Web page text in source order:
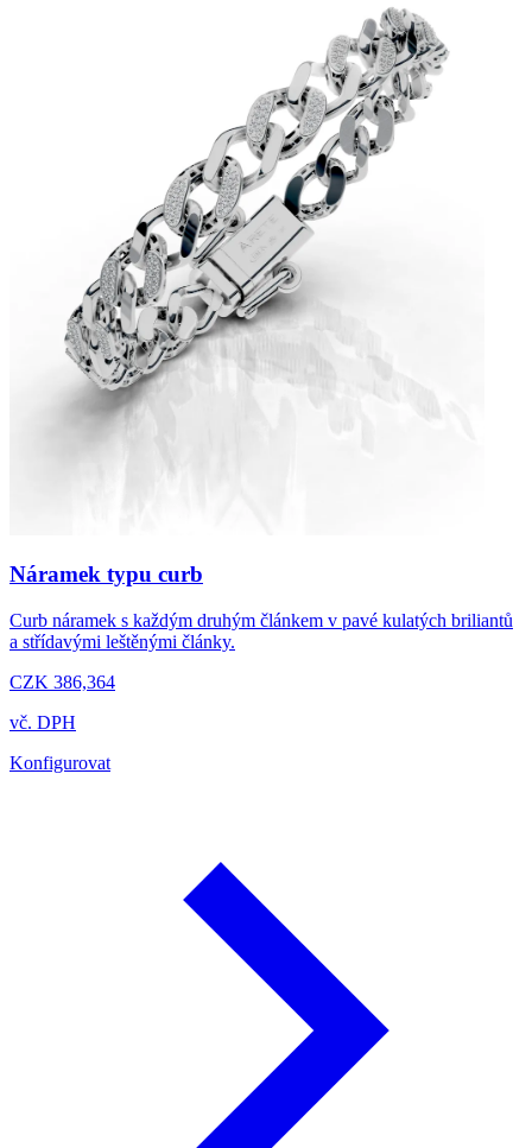
Náramek typu curb
Curb náramek s každým druhým článkem v pavé kulatých briliantů
a střídavými leštěnými články.
CZK 386,364
vč. DPH
Konfigurovat